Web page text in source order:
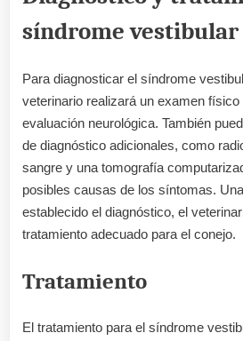
síndrome vestibular
Para diagnosticar el síndrome
veterinario realizará un examen
evaluación neurológica. También
de diagnóstico adicionales, como
sangre y una tomografía
posibles causas de los síntomas.
establecido el diagnóstico, el
tratamiento adecuado para el conejo.
Tratamiento
El tratamiento para el síndrome